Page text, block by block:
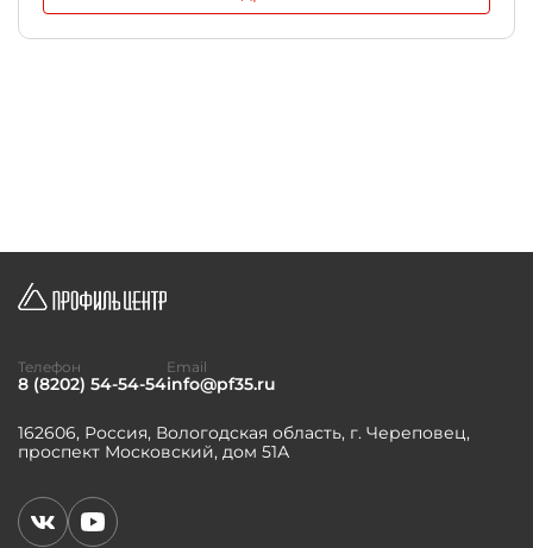
162606, Россия, Вологодская область, г. Череповец,
проспект Московский, дом 51А
Телефон
8 (8202) 54-54-54
Email
info@pf35.ru